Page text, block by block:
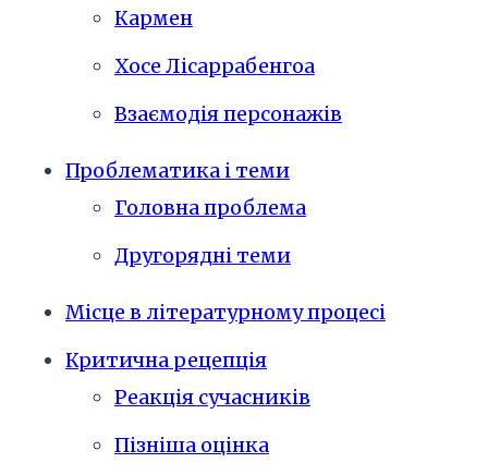
Кармен
Хосе Лісаррабенгоа
Взаємодія персонажів
Проблематика і теми
Головна проблема
Другорядні теми
Місце в літературному процесі
Критична рецепція
Реакція сучасників
Пізніша оцінка